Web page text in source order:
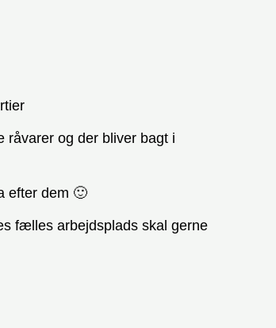
råvarer og der bliver bagt i
efter dem 🙂
fælles arbejdsplads skal gerne